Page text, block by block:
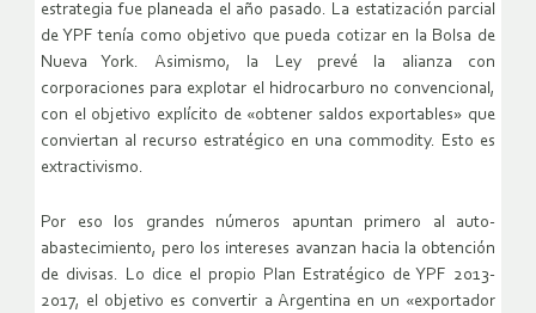
estrategia fue planeada el año pasado. La estatización parcial
de YPF tenía como objetivo que pueda cotizar en la Bolsa de
Nueva York. Asimismo, la Ley prevé la alianza con
corporaciones para explotar el hidrocarburo no convencional,
con el objetivo explícito de «obtener saldos exportables» que
conviertan al recurso estratégico en una commodity. Esto es
extractivismo.
Por eso los grandes números apuntan primero al auto-
abastecimiento, pero los intereses avanzan hacia la obtención
de divisas. Lo dice el propio Plan Estratégico de YPF 2013-
2017, el objetivo es convertir a Argentina en un «exportador